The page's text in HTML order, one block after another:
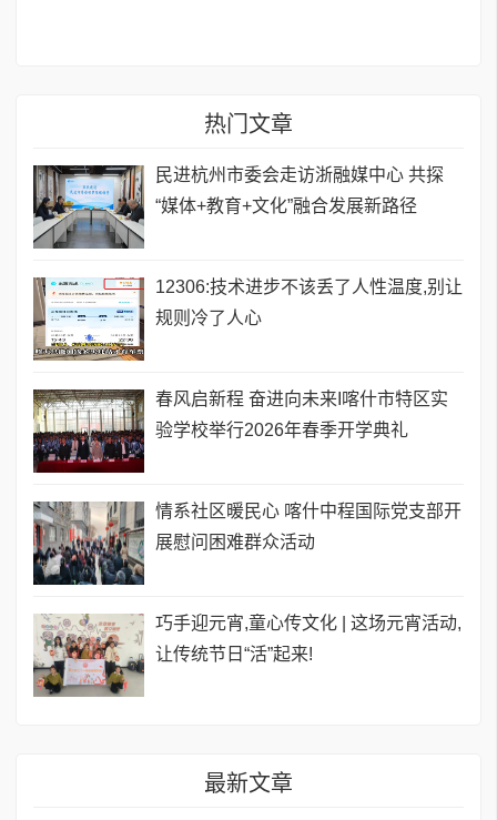
热门文章
民进杭州市委会走访浙融媒中心 共探
“媒体+教育+文化”融合发展新路径
12306:技术进步不该丢了人性温度,别让
规则冷了人心
春风启新程 奋进向未来I喀什市特区实
验学校举行2026年春季开学典礼
情系社区暖民心 喀什中程国际党支部开
展慰问困难群众活动
巧手迎元宵,童心传文化 | 这场元宵活动,
让传统节日“活”起来!
最新文章